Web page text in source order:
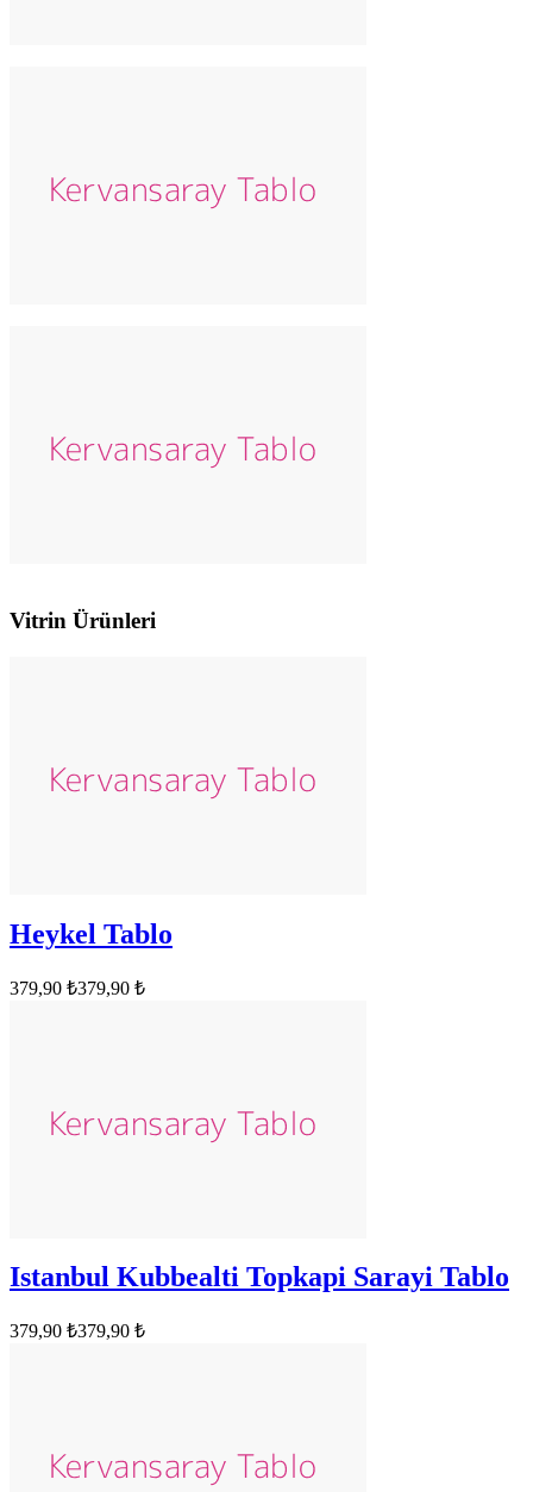
Vitrin Ürünleri
Heykel Tablo
379,90 ₺379,90 ₺
Istanbul Kubbealti Topkapi Sarayi Tablo
379,90 ₺379,90 ₺